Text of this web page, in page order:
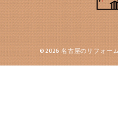
© 2026 名古屋のリフォー